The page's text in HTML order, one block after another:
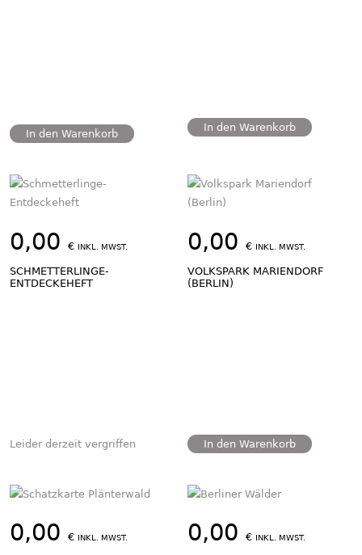
In den Warenkorb
In den Warenkorb
0,00 € INKL. MWST.
SCHMETTERLINGE-
ENTDECKEHEFT
Leider derzeit vergriffen
0,00€ INKL. MWST.
VOLKSPARK MARIENDORF
(BERLIN)
In den Warenkorb
0,00 € INKL. MWST. 0,00€ INKL. MWST.